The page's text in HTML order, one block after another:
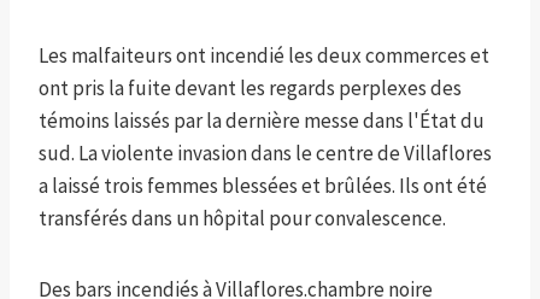
Les malfaiteurs ont incendié les deux commerces et
ont pris la fuite devant les regards perplexes des
témoins laissés par la dernière messe dans l'État du
sud. La violente invasion dans le centre de Villaflores
a laissé trois femmes blessées et brûlées. Ils ont été
transférés dans un hôpital pour convalescence.
Des bars incendiés à Villaflores.chambre noire